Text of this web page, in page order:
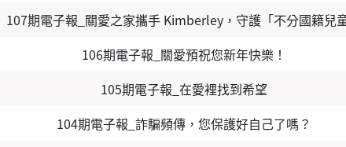
107期電子報_關愛之家攜手 Kimberley，守護「不分國籍兒
106期電子報_關愛預祝您新年快樂！
105期電子報_在愛裡找到希望
104期電子報_詐騙頻傳，您保護好自己了嗎？